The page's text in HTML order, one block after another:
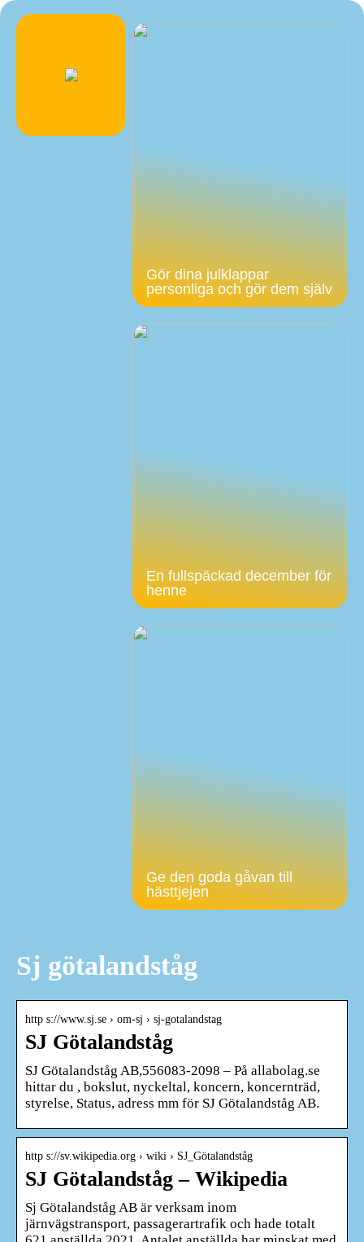
Gör dina julklappar
personliga och gör dem själv
En fullspäckad december för
henne
Ge den goda gåvan till
hästtjejen
Sj götalandståg
http s://www.sj.se › om-sj › sj-gotalandstag
SJ Götalandståg
SJ Götalandståg AB,556083-2098 – På allabolag.se
hittar du , bokslut, nyckeltal, koncern, koncernträd,
styrelse, Status, adress mm för SJ Götalandståg AB.
http s://sv.wikipedia.org › wiki › SJ_Götalandståg
SJ Götalandståg – Wikipedia
Sj Götalandståg AB är verksam inom
järnvägstransport, passagerartrafik och hade totalt